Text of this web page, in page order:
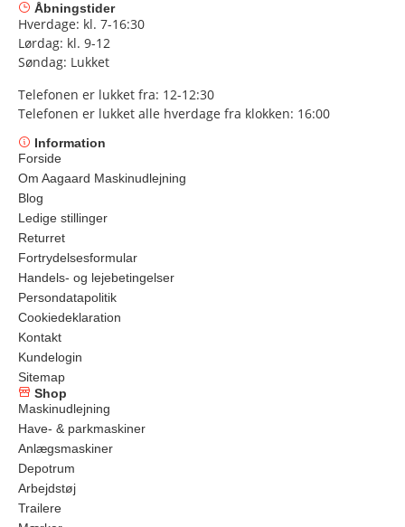
Åbningstider
Hverdage: kl. 7-16:30
Lørdag: kl. 9-12
Søndag: Lukket
Telefonen er lukket fra: 12-12:30
Telefonen er lukket alle hverdage fra klokken: 16:00
Information
Forside
Om Aagaard Maskinudlejning
Blog
Ledige stillinger
Returret
Fortrydelsesformular
Handels- og lejebetingelser
Persondatapolitik
Cookiedeklaration
Kontakt
Kundelogin
Sitemap
Shop
Maskinudlejning
Have- & parkmaskiner
Anlægsmaskiner
Depotrum
Arbejdstøj
Trailere